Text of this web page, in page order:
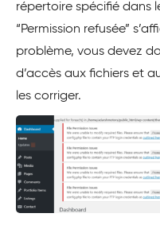
répertoire spécifié dans
“Permission refusée”
problème, vous devez
d’accès aux fichiers et
les corriger.